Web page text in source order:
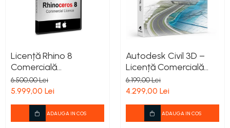
Licență Rhino 8
Comercială
Permanentă – 1
Utilizator | Windows &
6.500,00 Lei
5.999,00 Lei
ADAUGA IN COS
Autodesk Civil 3D –
Licență Comercială
pentru 1 Utilizator –
Valabilitate 12 Luni
6.199,00 Lei
4.299,00 Lei
ADAUGA IN COS